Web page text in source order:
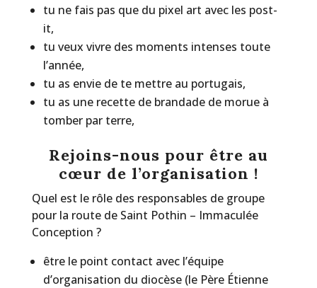
tu ne fais pas que du pixel art avec les post-
it,
tu veux vivre des moments intenses toute
l’année,
tu as envie de te mettre au portugais,
tu as une recette de brandade de morue à
tomber par terre,
Rejoins-nous pour être au
cœur de l’organisation !
Quel est le rôle des responsables de groupe
pour la route de Saint Pothin – Immaculée
Conception ?
être le point contact avec l’équipe
d’organisation du diocèse (le Père Étienne